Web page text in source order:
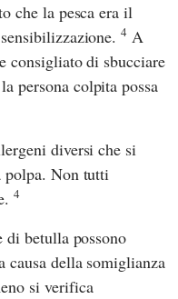
che la pesca era il
4 A
consigliato di sbucciare
persona colpita possa
diversi che si
polpa. Non tutti
4
betulla possono
causa della somiglianza
si verifica